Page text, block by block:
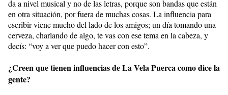
da a nivel musical y no de las letras, porque son bandas que están
en otra situación, por fuera de muchas cosas. La influencia para
escribir viene mucho del lado de los amigos; un día tomando una
cerveza, charlando de algo, te vas con ese tema en la cabeza, y
decís: “voy a ver que puedo hacer con esto”.
¿Creen que tienen influencias de La Vela Puerca como dice la
gente?